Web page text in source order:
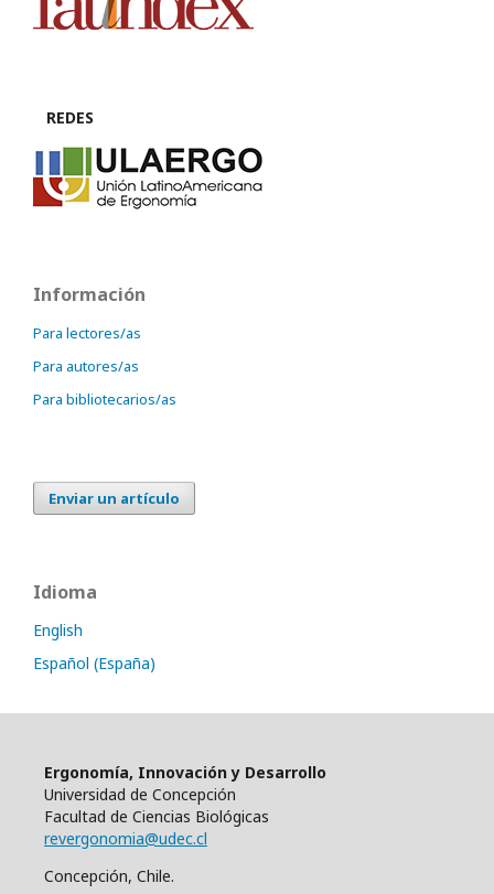
REDES
Información
Para lectores/as
Para autores/as
Para bibliotecarios/as
Enviar un artículo
Idioma
English
Español (España)
Ergonomía, Innovación y Desarrollo
Universidad de Concepción
Facultad de Ciencias Biológicas
revergonomia@udec.cl
Concepción, Chile.